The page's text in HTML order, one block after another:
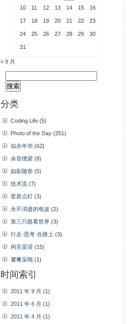
10 11 12 13 14 15 16
17 18 19 20 21 22 23
24 25 26 27 28 29 30
31
« 9 月
索：
分类
Coding Life (5)
Photo of the Day (251)
似水年华 (62)
余音绕梁 (8)
如影随形 (5)
技术流 (7)
星星点灯 (3)
永不消逝的电波 (2)
第三只眼看世界 (3)
行走·思考·在路上 (3)
闲言蜚语 (15)
饕餮朵颐 (1)
时间索引
2011 年 9 月 (1)
2011 年 6 月 (1)
2011 年 4 月 (1)